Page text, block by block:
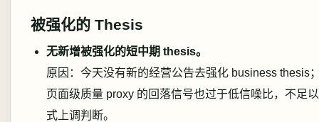
被强化的 Thesis
无新增被强化的短中期 thesis。
原因：今天没有新的经营公告去强化 business thesis
页面级质量 proxy 的回落信号也过于低信噪比，不足
式上调判断。